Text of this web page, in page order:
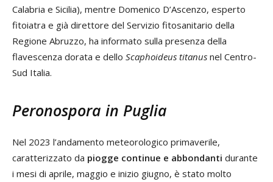
Calabria e Sicilia), mentre Domenico D’Ascenzo, esperto
fitoiatra e già direttore del Servizio fitosanitario della
Regione Abruzzo, ha informato sulla presenza della
flavescenza dorata e dello Scaphoideus titanus nel Centro-
Sud Italia.
Peronospora in Puglia
Nel 2023 l’andamento meteorologico primaverile,
caratterizzato da piogge continue e abbondanti durante
i mesi di aprile, maggio e inizio giugno, è stato molto